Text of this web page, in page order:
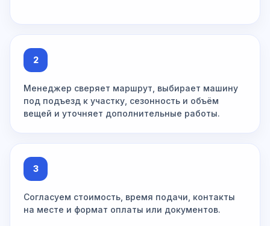
2
Менеджер сверяет маршрут, выбирает машину
под подъезд к участку, сезонность и объём
вещей и уточняет дополнительные работы.
3
Согласуем стоимость, время подачи, контакты
на месте и формат оплаты или документов.